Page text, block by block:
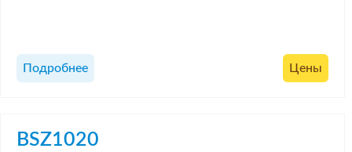
Подробнее Цены
BSZ1020